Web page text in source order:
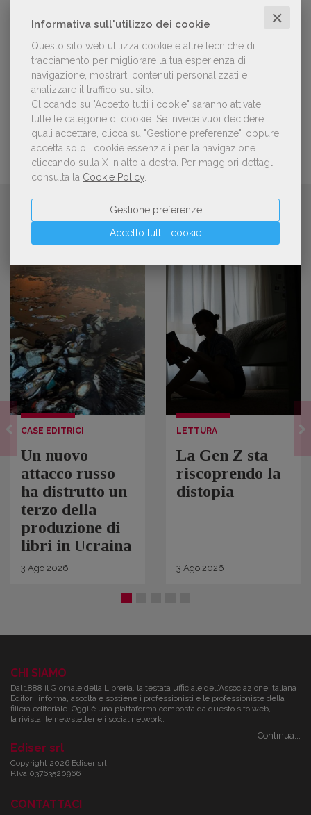
Informativa sull'utilizzo dei cookie ✕
Questo sito web utilizza cookie e altre tecniche di
tracciamento per migliorare la tua esperienza di
navigazione, mostrarti contenuti personalizzati e
analizzare il traffico sul sito.
Cliccando su "Accetto tutti i cookie" saranno attivate
tutte le categorie di cookie. Se invece vuoi decidere
quali accettare, clicca su "Gestione preferenze", oppure
accetta solo i cookie essenziali per la navigazione
cliccando sulla X in alto a destra.
Per maggiori dettagli,
consulta la Cookie Policy
Accetto tutti i cookie
Gestione preferenze
Aperte le adesioni alla collettiva italiana
della China Shanghai International
Children's Book Fair 2026. Candidature
entro il 21 luglio 2026
CONTINUA A LEGGERE
CASE EDITRICI
Un nuovo
attacco russo
ha distrutto un
terzo della
produzione di
libri in Ucraina
3 Ago 2026
LETTURA
La Gen Z sta
riscoprendo la
distopia
3 Ago 2026
CHI SIAMO
Dal 1888 il Giornale della Libreria, la testata ufficiale dell’Associazione Italiana
Editori, informa, ascolta e sostiene i professionisti e le professioniste della
filiera editoriale. Oggi è una piattaforma composta da questo sito web,
la rivista, le newsletter e i social network.
Continua...
Ediser srl
Copyright 2026 Ediser srl
P.Iva 03763520966
CONTATTACI